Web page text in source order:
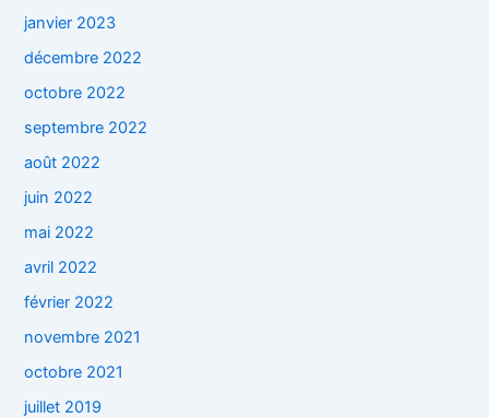
janvier 2023
décembre 2022
octobre 2022
septembre 2022
août 2022
juin 2022
mai 2022
avril 2022
février 2022
novembre 2021
octobre 2021
juillet 2019